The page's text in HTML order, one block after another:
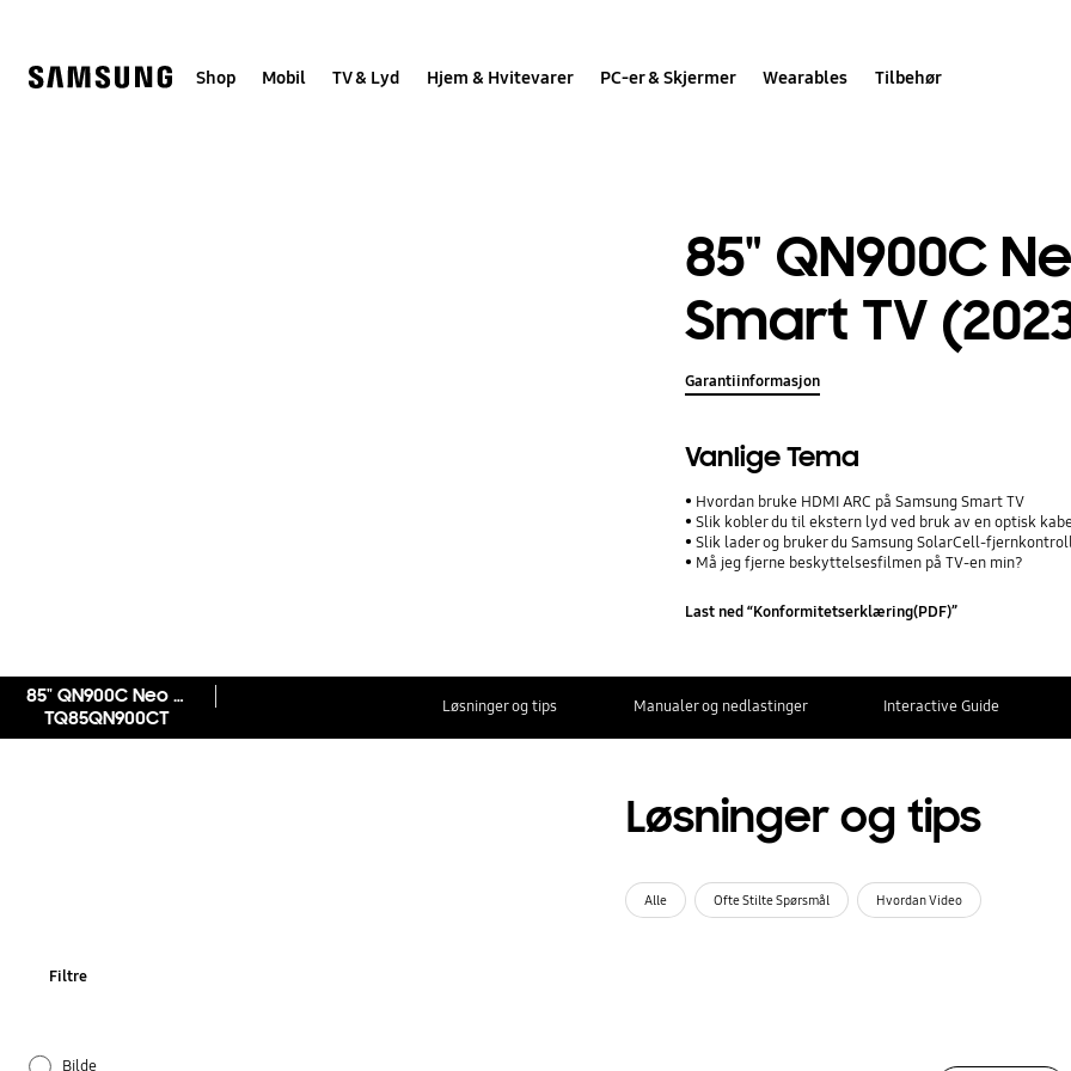
Shop Mobil TV & Lyd Hjem & Hvitevarer PC-er & Skjermer Wearables Tilbehør
85" QN900C
Smart TV
Garantiinformasjon
Vanlige Tema
Hvordan bruke HDMI ARC på Samsung Smart TV
Slik kobler du til ekstern lyd ved bruk av en optisk
Slik lader og bruker du Samsung SolarCell-
Må jeg fjerne beskyttelsesfilmen på TV-en min?
Last ned “Konformitetserklæring(PDF)”
85" QN900C Neo QLED 8K Smart TV (2023)
TQ85QN900CT
Løsninger og tips Manualer og nedlastinger Interactive Guide
Løsninger og tips
Alle Ofte Stilte Spørsmål Hvordan Video
Filtre
Bilde